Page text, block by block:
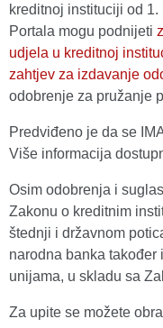
kreditnoj instituciji od
Portala mogu podnijeti
udjela u kreditnoj
zahtjev za izdavanje
odobrenje za pružanje
Predviđeno je da se
Više informacija
Osim odobrenja i
Zakonu o kreditnim
štednji i državnom
narodna banka
unijama, u skladu sa
Za upite se možete